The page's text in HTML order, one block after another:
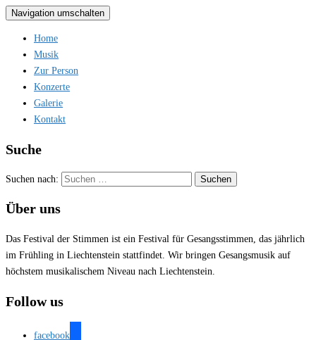
Navigation umschalten
Home
Musik
Zur Person
Konzerte
Galerie
Kontakt
Suche
Suchen nach:
Über uns
Das Festival der Stimmen ist ein Festival für Gesangsstimmen, das jährlich
im Frühling in Liechtenstein stattfindet. Wir bringen Gesangsmusik auf
höchstem musikalischem Niveau nach Liechtenstein.
Follow us
facebook